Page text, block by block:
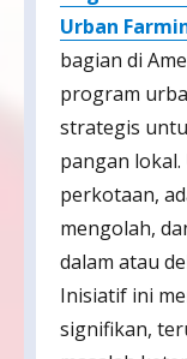
Urban
bagian di
program
strategis
pangan
perkotaan,
mengolah,
dalam atau
Inisiatif ini
signifikan,